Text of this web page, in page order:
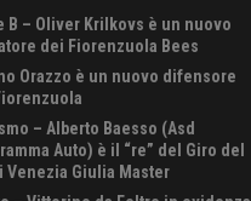
B – Oliver Krilkovs è un nuovo
dei Fiorenzuola Bees
Orazzo è un nuovo difensore
– Alberto Baesso (Asd
Auto) è il “re” del Giro del
Venezia Giulia Master